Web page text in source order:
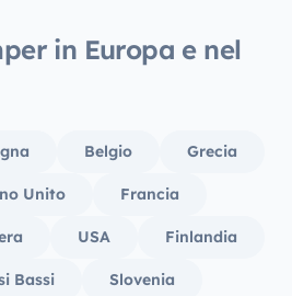
in Europa e nel
Belgio Grecia
Unito Francia
USA Finlandia
Bassi Slovenia